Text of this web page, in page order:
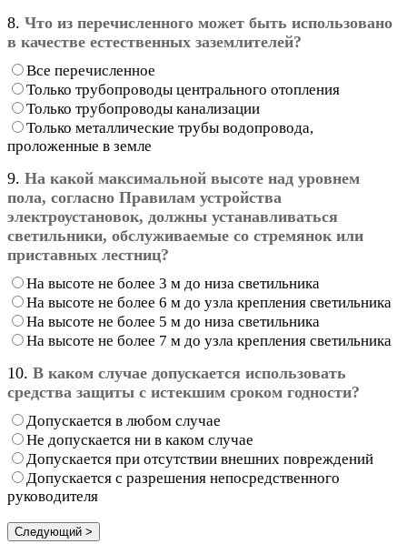
8. Что из перечисленного может быть использовано
в качестве естественных заземлителей?
Все перечисленное
Только трубопроводы центрального отопления
Только трубопроводы канализации
Только металлические трубы водопровода,
проложенные в земле
9. На какой максимальной высоте над уровнем
пола, согласно Правилам устройства
электроустановок, должны устанавливаться
светильники, обслуживаемые со стремянок или
приставных лестниц?
На высоте не более 3 м до низа светильника
На высоте не более 6 м до узла крепления светильника
На высоте не более 5 м до низа светильника
На высоте не более 7 м до узла крепления светильника
10. В каком случае допускается использовать
средства защиты с истекшим сроком годности?
Допускается в любом случае
Не допускается ни в каком случае
Допускается при отсутствии внешних повреждений
Допускается с разрешения непосредственного
руководителя